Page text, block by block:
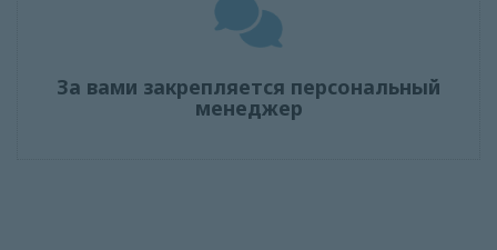
За вами закрепляется персональный
менеджер